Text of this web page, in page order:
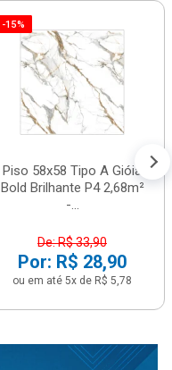
-15%
Piso 58x58 Tipo A Gióia
Bold Brilhante P4 2,68m²
-...
De: R$ 33,90
Por: R$ 28,90
ou em até 5x de R$ 5,78